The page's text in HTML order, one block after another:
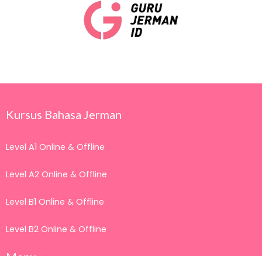
Kursus Bahasa Jerman
Level A1 Online & Offline
Level A2 Online & Offline
Level B1 Online & Offline
Level B2 Online & Offline